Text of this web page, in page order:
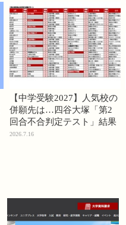
【中学受験2027】人気校の
併願先は…四谷大塚「第2
回合不合判定テスト」結果
2026.7.16